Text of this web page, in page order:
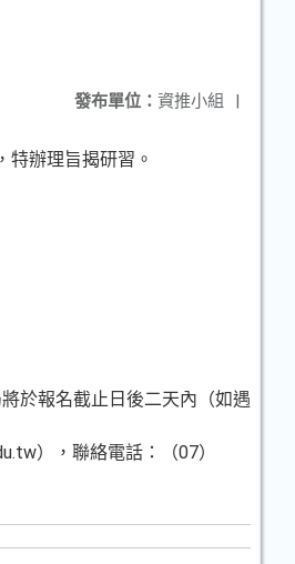
發布單位： 資推小組 |
特辦理旨揭研習。
於報名截止日後二天內（如遇
），聯絡電話：（07）